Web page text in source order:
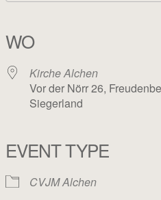
WO
Kirche Alchen
Vor der Nörr 26,
Siegerland
EVENT TYPE
CVJM Alchen